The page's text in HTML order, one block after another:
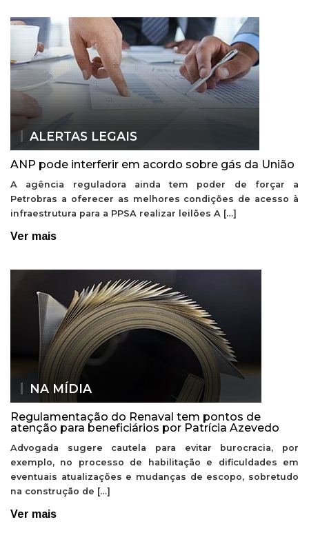
ALERTAS LEGAIS
ANP pode interferir em acordo sobre gás da União
A agência reguladora ainda tem poder de forçar a
Petrobras a oferecer as melhores condições de acesso à
infraestrutura para a PPSA realizar leilões A […]
Ver mais
NA MÍDIA
Regulamentação do Renaval tem pontos de
atenção para beneficiários por Patrícia Azevedo
Advogada sugere cautela para evitar burocracia, por
exemplo, no processo de habilitação e dificuldades em
eventuais atualizações e mudanças de escopo, sobretudo
na construção de […]
Ver mais